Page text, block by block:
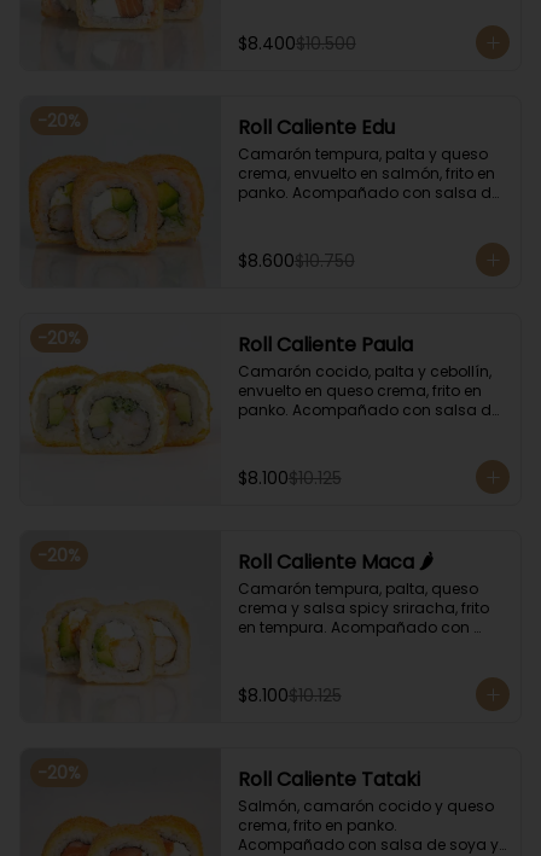
$8.400$10.500
-20% Roll Caliente Edu
Camarón tempura, palta y queso
crema, envuelto en salmón, frito en
panko. Acompañado con salsa de
$8.600$10.750
-20% Roll Caliente Paula
Camarón cocido, palta y cebollín,
envuelto en queso crema, frito en
panko. Acompañado con salsa de
$8.100$10.125
-20% Roll Caliente Maca 🌶️
Camarón tempura, palta, queso
crema y salsa spicy sriracha, frito
en tempura. Acompañado con
$8.100$10.125
-20% Roll Caliente Tataki
Salmón, camarón cocido y queso
crema, frito en panko.
Acompañado con salsa de soya y